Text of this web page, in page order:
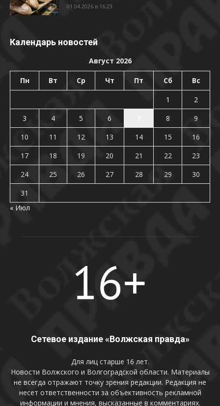
01.04.2026 в 16:23
Календарь новостей
Август 2026
Пн Вт Ср Чт Пт Сб Вс
1
2
3
4 5 6 8
9
10
11 12 13 14 15
16
17
18 19 20 21 22
23
24
25 26 27 28 29
30
31
« Июл
Сетевое издание «Волжская правда»
Для лиц старше 16 лет.
Новости Волжского и Волгоградской области. Материалы
не всегда отражают точку зрения редакции. Редакция не
несет ответственности за объективность рекламной
информации и мнения, высказанные в комментариях.